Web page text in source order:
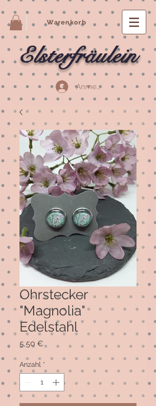
Warenkorb
Elsterfräulein
Anmelden
Ohrstecker
"Magnolia"
Edelstahl
5,50 €Preis
Anzahl *